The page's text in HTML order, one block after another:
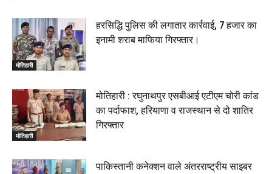
मोतिहारी
हरसिद्धि पुलिस की लगातार कार्रवाई, 7 हजार का
इनामी शराब माफिया गिरफ्तार।
मोतिहारी
मोतिहारी : रघुनाथपुर एसबीआई एटीएम चोरी कांड
का पर्दाफाश, हरियाणा व राजस्थान से दो शातिर
गिरफ्तार
पाकिस्तानी कनेक्शन वाले अंतरराष्ट्रीय साइबर